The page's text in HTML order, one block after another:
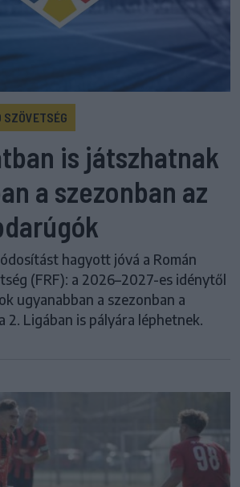
SZÖVETSÉG
is játszhatnak
a szezonban az
hagyott jóvá a Román
(FRF): a 2026–2027-es idénytől
ugyanabban a szezonban a
2. Ligában is pályára léphetnek.